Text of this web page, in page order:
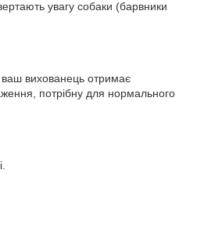
увагу собаки (барвники
вихованець отримає
потрібну для нормального